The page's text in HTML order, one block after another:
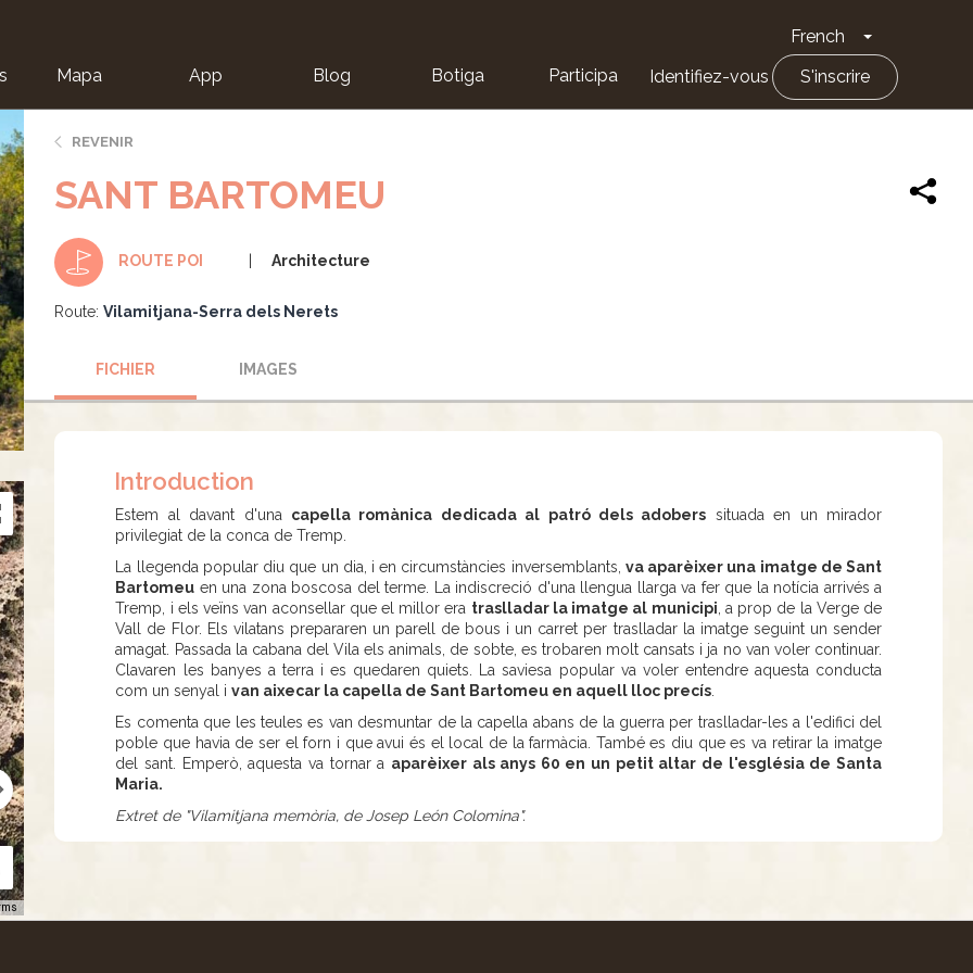
French Toggle
Mapa App Blog Botiga Participa Identifiez-vous S'inscrire
REVENIR
SANT BARTOMEU
ROUTE POI Architecture
Route: Vilamitjana-Serra dels Nerets
FICHIER IMAGES
Introduction
Estem al davant d'una capella romànica dedicada al patró dels adobers situada en un mirador
privilegiat de la conca de Tremp.
La llegenda popular diu que un dia, i en circumstàncies inversemblants, va aparèixer una imatge de Sant
Bartomeu en una zona boscosa del terme. La indiscreció d'una llengua llarga va fer que la notícia arrivés a
Tremp, i els veïns van aconsellar que el millor era traslladar la imatge al municipi , a prop de la Verge de
Vall de Flor. Els vilatans prepararen un parell de bous i un carret per traslladar la imatge seguint un sender
amagat. Passada la cabana del Vila els animals, de sobte, es trobaren molt cansats i ja no van voler continuar.
Clavaren les banyes a terra i es quedaren quiets. La saviesa popular va voler entendre aquesta conducta
com un senyal ivan aixecar la capella de Sant Bartomeu en aquell lloc precís
Es comenta que les teules es van desmuntar de la capella abans de la guerra per traslladar-les a l'edifici del
poble que havia de ser el forn i que avui és el local de la farmàcia. També es diu que es va retirar la imatge
del sant. Emperò, aquesta va tornar a aparèixer als anys 60 en un petit altar de l'església de Santa
Maria.
Extret de "Vilamitjana memòria, de Josep León Colomina".